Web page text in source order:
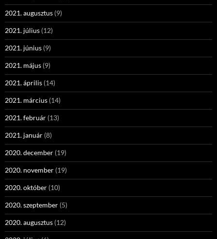
2021. augusztus (9)
2021. július (12)
2021. június (9)
2021. május (9)
2021. április (14)
2021. március (14)
2021. február (13)
2021. január (8)
2020. december (19)
2020. november (19)
2020. október (10)
2020. szeptember (5)
2020. augusztus (12)